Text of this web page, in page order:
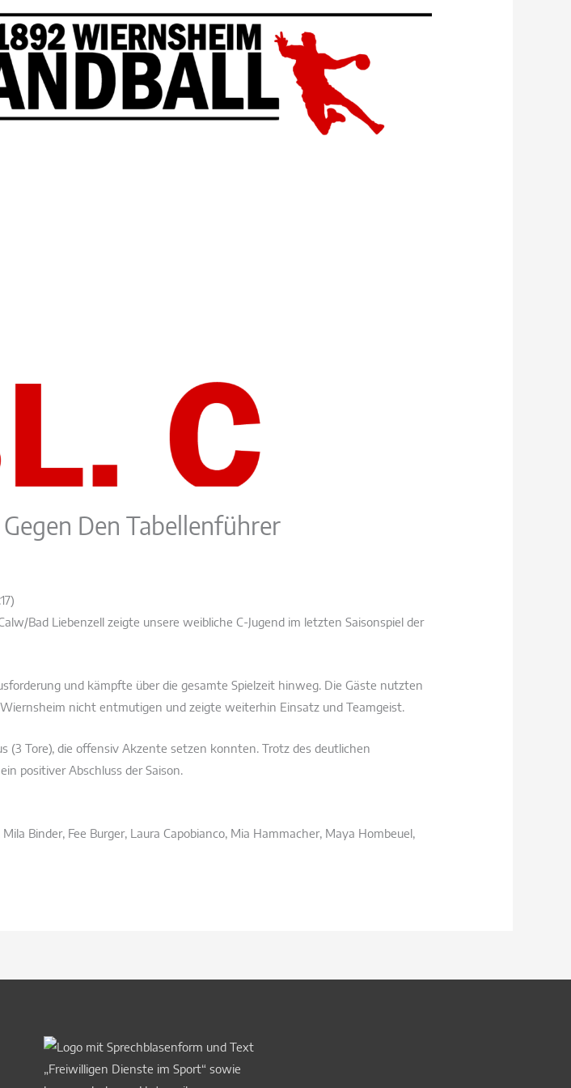
Den Tabellenführer
Bad Liebenzell zeigte unsere weibliche C-Jugend im letzten Saisonspiel der
und kämpfte über die gesamte Spielzeit hinweg. Die Gäste nutzten
nicht entmutigen und zeigte weiterhin Einsatz und Teamgeist.
(3 Tore), die offensiv Akzente setzen konnten. Trotz des deutlichen
positiver Abschluss der Saison.
Binder, Fee Burger, Laura Capobianco, Mia Hammacher, Maya Hombeuel,